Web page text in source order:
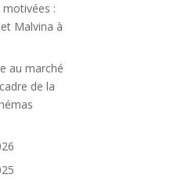
motivées :
Malvina à
au marché
de la